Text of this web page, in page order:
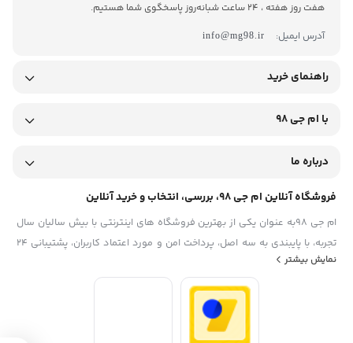
هفت روز هفته ، 24 ساعت شبانه‌روز پاسخگوی شما هستیم.
آدرس ایمیل:
info@mg98.ir
راهنمای خرید
با ام جی 98
درباره ما
فروشگاه آنلاین ام جی 98، بررسی، انتخاب و خرید آنلاین
ام جی 98به عنوان یکی از بهترین فروشگاه های اینترنتی با بیش سالیان سال
تجربه، با پایبندی به سه اصل، پرداخت امن و مورد اعتماد کاربران، پشتیبانی 24
ساعته و تضمین اصل‌بودن کالا موفق شده تا همگام با فروشگاه‌های معتبر
ایران، به یکی از بهترین فروشگاه اینترنتی ایران تبدیل شود. به محض ورود به
سایت ام جی 98 با دنیایی از کالا رو به رو می‌شوید! هر آنچه که نیاز دارید و به
ذهن شما خطور می‌کند در اینجا پیدا خواهید کرد.تشکر از همراهی و اعتماد
نمایش بیشتر